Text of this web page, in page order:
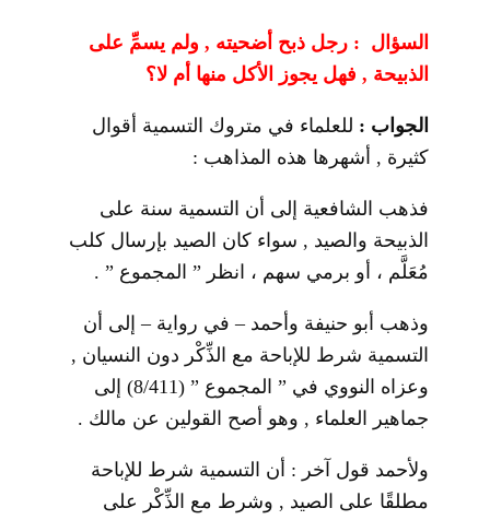
السؤال : رجل ذبح أضحيته , ولم يسمِّ على
الذبيحة , فهل يجوز الأكل منها أم لا؟
الجواب : للعلماء في متروك التسمية أقوال
كثيرة , أشهرها هذه المذاهب :
فذهب الشافعية إلى أن التسمية سنة على
الذبيحة والصيد , سواء كان الصيد بإرسال كلب
مُعَلَّم ، أو برمي سهم ، انظر ” المجموع ” .
وذهب أبو حنيفة وأحمد – في رواية – إلى أن
التسمية شرط للإباحة مع الذِّكْر دون النسيان ,
وعزاه النووي في ” المجموع ” (8/411) إلى
جماهير العلماء , وهو أصح القولين عن مالك .
ولأحمد قول آخر : أن التسمية شرط للإباحة
مطلقًا على الصيد , وشرط مع الذِّكْر على